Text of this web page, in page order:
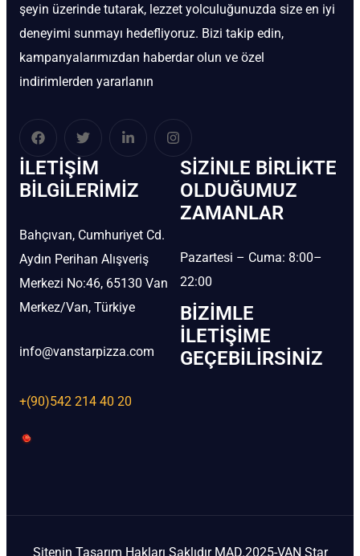
şeyin üzerinde tutarak, lezzet yolculuğunuzda size en iyi
deneyimi sunmayı hedefliyoruz. Bizi takip edin,
kampanyalarımızdan haberdar olun ve özel
indirimlerden yararlanın
İLETIŞIM
BİLGILERIMIZ
Bahçıvan, Cumhuriyet Cd.
Aydın Perihan Alışveriş
Merkezi No:46, 65130 Van
Merkez/Van, Türkiye
info@vanstarpizza.com
+(90)542 214 40 20
SIZINLE BIRLIKTE
OLDUĞUMUZ
ZAMANLAR
Pazartesi – Cuma: 8:00–
22:00
BIZIMLE
İLETIŞIME
GEÇEBILIRSINIZ
Sitenin Tasarım Hakları Saklıdır MAD.2025-VAN Star